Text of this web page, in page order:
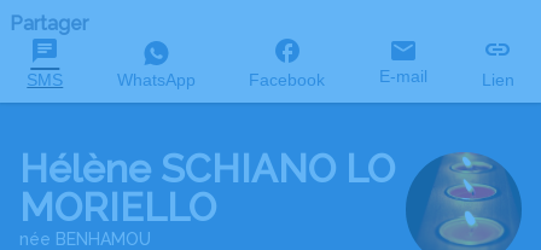
Partager
SMS WhatsApp Facebook E-mail Lien
Hélène SCHIANO LO
MORIELLO
née BENHAMOU